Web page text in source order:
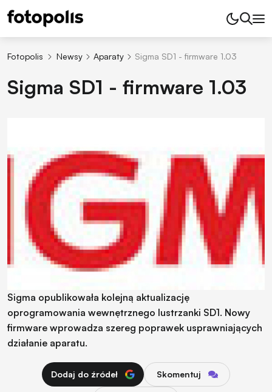
Fotopolis Newsy Aparaty Sigma SD1 - firmware 1.03
Sigma SD1 - firmware 1.03
Sigma opublikowała kolejną aktualizację
oprogramowania wewnętrznego lustrzanki SD1. Nowy
firmware wprowadza szereg poprawek usprawniających
działanie aparatu.
Dodaj do źródeł Skomentuj